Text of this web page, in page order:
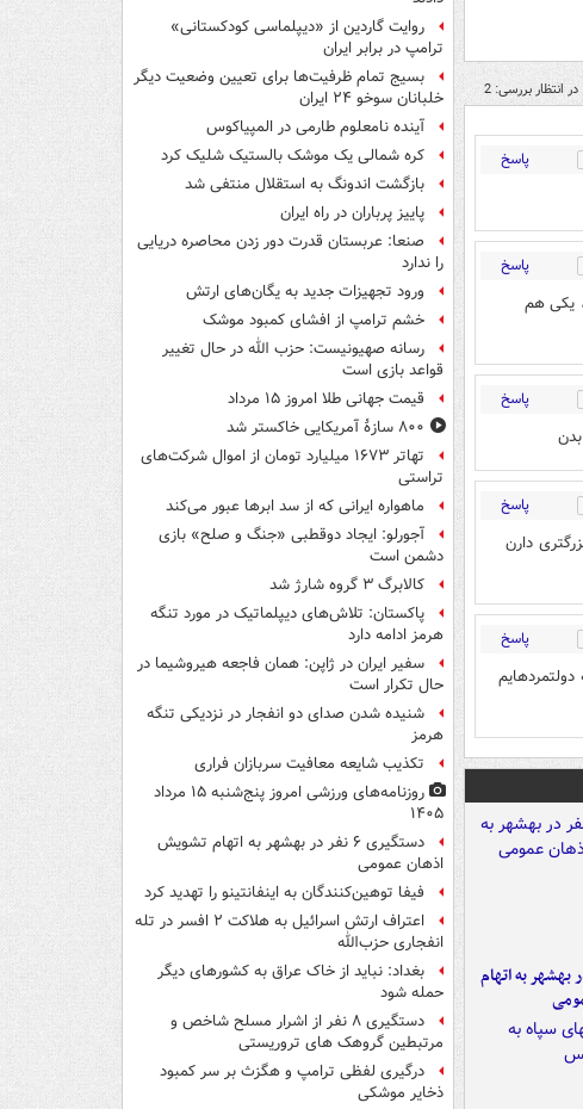
در انتظار بررسی: 2
پاسخ
پاسخ
یکی هم
پاسخ
پاسخ
دارن
پاسخ
نفر در بهشهر به اتهام
روایت گاردین از «دیپلماسی کودکستانی»
ترامپ در برابر ایران
بسیج تمام ظرفیت‌ها برای تعیین وضعیت دیگر
خلبانان سوخو ۲۴ ایران
آینده نامعلوم طارمی در المپیاکوس
کره شمالی یک موشک بالستیک شلیک کرد
بازگشت اندونگ به استقلال منتفی شد
پاییز پرباران در راه ایران
صنعا: عربستان قدرت دور زدن محاصره دریایی
را ندارد
ورود تجهیزات جدید به یگان‌های ارتش
خشم ترامپ از افشای کمبود موشک
رسانه صهیونیست: حزب الله در حال تغییر
قواعد بازی است
قیمت جهانی طلا امروز ۱۵ مرداد
۸۰۰ سازۀ آمریکایی خاکستر شد
تهاتر ۱۶۷۳ میلیارد تومان از اموال شرکت‌های
تراستی
ماهواره ایرانی که از سد ابرها عبور می‌کند
آجورلو: ایجاد دوقطبی «جنگ و صلح‌» بازی
دشمن است
کالابرگ ۳ گروه شارژ شد
پاکستان: تلاش‌های دیپلماتیک در مورد تنگه
هرمز ادامه دارد
سفیر ایران در ژاپن: همان فاجعه هیروشیما در
حال تکرار است
شنیده شدن صدای دو انفجار در نزدیکی تنگه
هرمز
تکذیب شایعه معافیت سربازان فراری
روزنامه‌های ورزشی امروز پنج‌شنبه ۱۵ مرداد
۱۴۰۵
دستگیری ۶ نفر در بهشهر به اتهام تشویش
اذهان عمومی
فیفا توهین‌کنندگان به اینفانتینو را تهدید کرد
اعتراف ارتش اسرائیل به هلاکت ۲ افسر در تله
انفجاری حزب‌الله
بغداد: نباید از خاک عراق به کشورهای دیگر
حمله شود
دستگیری ۸ نفر از اشرار مسلح شاخص و
مرتبطین گروهک های تروریستی
درگیری لفظی ترامپ و هگزث بر سر کمبود
ذخایر موشکی